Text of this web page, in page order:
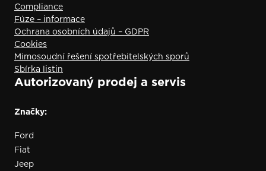
Compliance
Fúze – informace
Ochrana osobních údajů – GDPR
Cookies
Mimosoudní řešení spotřebitelských sporů
Sbírka listin
Autorizovaný prodej a servis
Značky:
Ford
Fiat
Jeep